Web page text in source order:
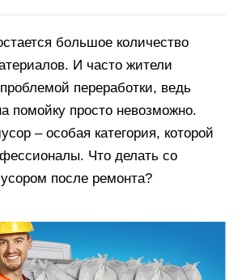
большое количество
И часто жители
переработки, ведь
помойку просто невозможно.
– особая категория, которой
Что делать со
после ремонта?